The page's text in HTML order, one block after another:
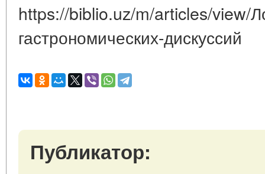
https://biblio.uz/m/articles/view/
гастрономических-дискуссий
Публикатор: